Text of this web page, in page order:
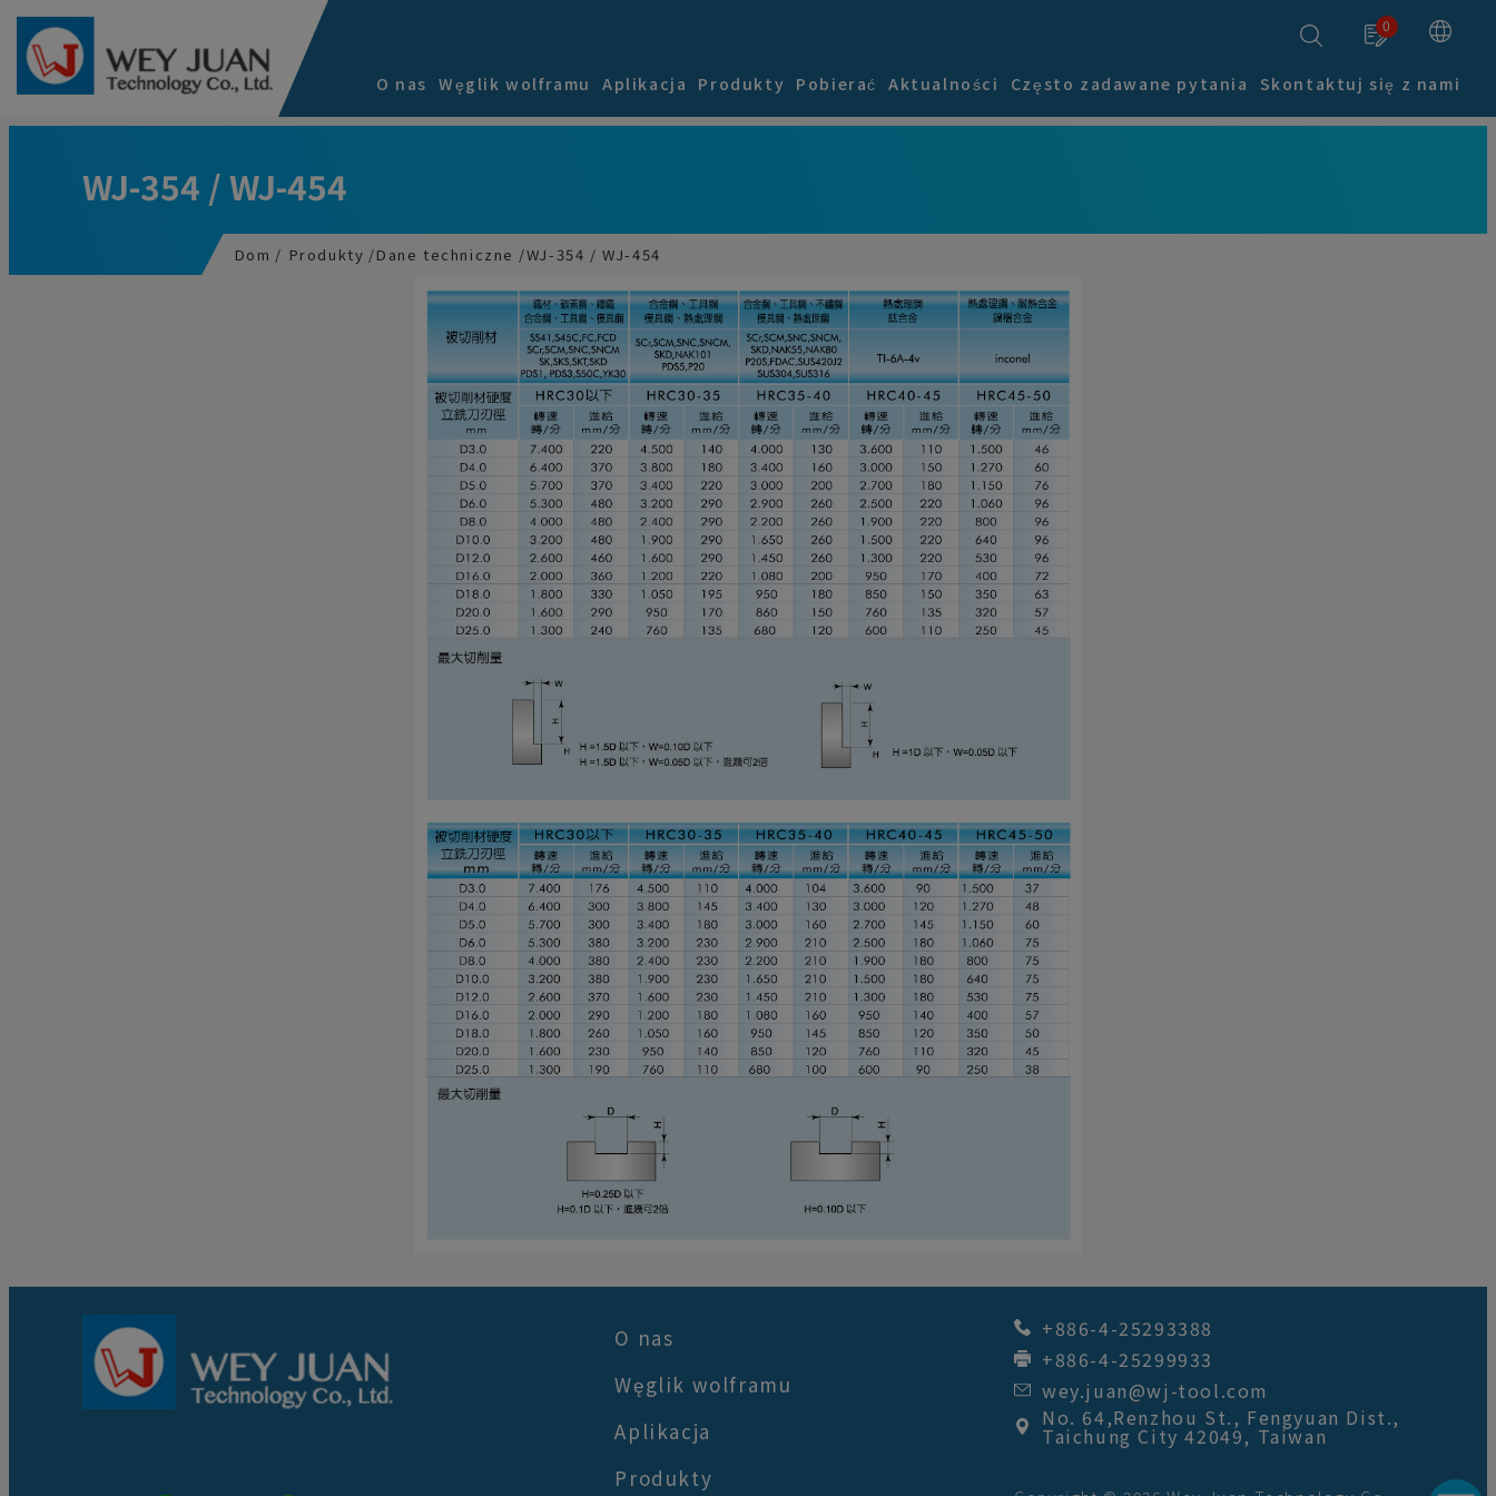
0
O nas Węglik wolframu Aplikacja Produkty Pobierać Aktualności Często zadawane pytania Skontaktuj się z nami
WJ-354 / WJ-454
Dom Produkty Dane techniczne WJ-354 / WJ-454
O nas
Węglik wolframu
Aplikacja
Produkty
+886-4-25293388
+886-4-25299933
wey.juan@wj-tool.com
No. 64,Renzhou St. , Fengyuan Dist.,
Taichung City 42049, Taiwan
Panel zarządzania plikami cookies